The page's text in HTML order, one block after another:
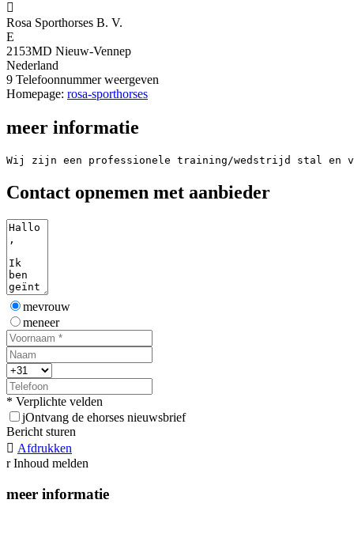

Rosa Sporthorses B. V.
E
2153MD Nieuw-Vennep
Nederland
9 Telefoonnummer weergeven
Homepage: rosa-sporthorses
meer informatie
Wij zijn een professionele training/wedstrijd stal en
Contact opnemen met aanbieder
mevrouw
meneer
* Verplichte velden
jOntvang de ehorses nieuwsbrief
Bericht sturen
 Afdrukken
r Inhoud melden
meer informatie